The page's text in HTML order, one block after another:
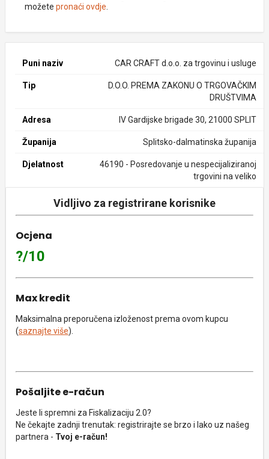
možete pronaći ovdje
Puni naziv CAR CRAFT d.o.o. za trgovinu i usluge
Tip
D.O.O. PREMA ZAKONU O TRGOVAČKIM
DRUŠTVIMA
Adresa IV Gardijske brigade 30, 21000 SPLIT
Županija Splitsko-dalmatinska županija
Djelatnost
46190 - Posredovanje u nespecijaliziranoj
trgovini na veliko
Vidljivo za registrirane korisnike
Ocjena
?/10
Max kredit
Maksimalna preporučena izloženost prema ovom kupcu
(saznajte više).
Pošaljite e-račun
Jeste li spremni za Fiskalizaciju 2.0?
Ne čekajte zadnji trenutak: registrirajte se brzo i lako uz našeg
partnera - Tvoj e-račun!